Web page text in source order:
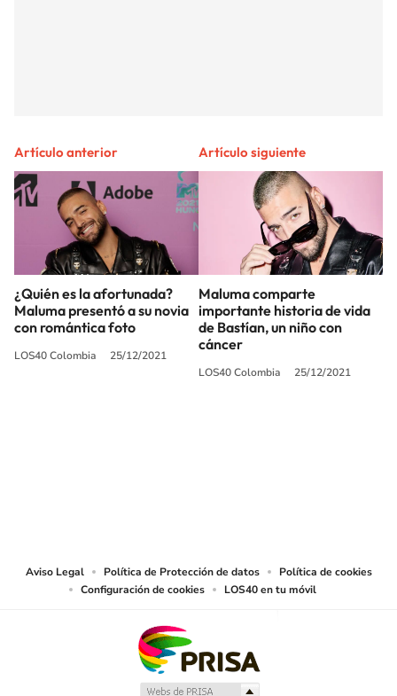
Artículo anterior
¿Quién es la afortunada?
Maluma presentó a su novia
con romántica foto
LOS40 Colombia 25/12/2021
Artículo siguiente
Maluma comparte
importante historia de vida
de Bastían, un niño con
cáncer
LOS40 Colombia 25/12/2021
Aviso Legal Política de Protección de datos
Política de cookies
Configuración de cookies
LOS40 en tu móvil